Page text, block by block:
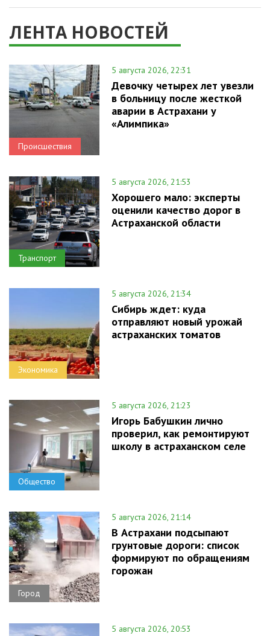
ЛЕНТА НОВОСТЕЙ
Происшествия
5 августа 2026, 22:31
Девочку четырех лет увезли
в больницу после жесткой
аварии в Астрахани у
«Алимпика»
Транспорт
5 августа 2026, 21:53
Хорошего мало: эксперты
оценили качество дорог в
Астраханской области
Экономика
5 августа 2026, 21:34
Сибирь ждет: куда
отправляют новый урожай
астраханских томатов
Общество
5 августа 2026, 21:23
Игорь Бабушкин лично
проверил, как ремонтируют
школу в астраханском селе
Город
5 августа 2026, 21:14
В Астрахани подсыпают
грунтовые дороги: список
формируют по обращениям
горожан
5 августа 2026, 20:53